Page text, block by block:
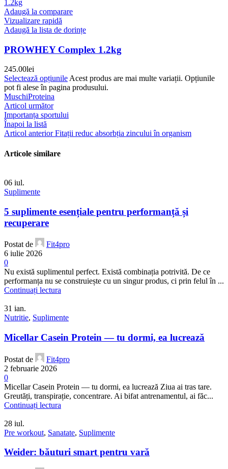
Adaugă la comparare
Vizualizare rapidă
Adaugă la lista de dorințe
PROWHEY Complex 1.2kg
245.00lei
Selectează opțiunile Acest produs are mai multe variații. Opțiunile
pot fi alese în pagina produsului.
MuschiProteina
Articol următor
Importanța sportului
Înapoi la listă
Articol anterior Fitații reduc absorbția zincului în organism
Articole similare
06 iul.
Suplimente
5 suplimente esențiale pentru performanță și
recuperare
Postat de
Fit4pro
6 iulie 2026
0
Nu există suplimentul perfect. Există combinația potrivită. De ce
performanța nu se construiește cu un singur produs, ci prin felul în ...
Continuați lectura
31 ian.
Nutritie, Suplimente
Micellar Casein Protein — tu dormi, ea lucrează
Postat de
Fit4pro
2 februarie 2026
0
Micellar Casein Protein — tu dormi, ea lucrează Ziua ai tras tare.
Greutăți, transpirație, concentrare. Ai bifat antrenamentul, ai făc...
Continuați lectura
28 iul.
Pre workout, Sanatate, Suplimente
Weider: băuturi smart pentru vară